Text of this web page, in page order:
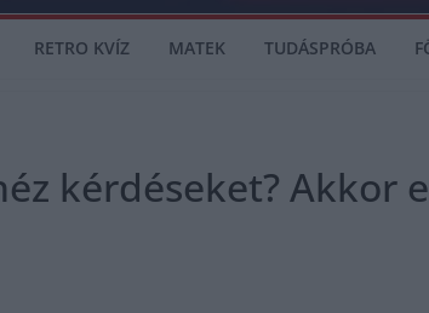
RETRO KVÍZ MATEK TUDÁSPRÓBA
kérdéseket? Akkor